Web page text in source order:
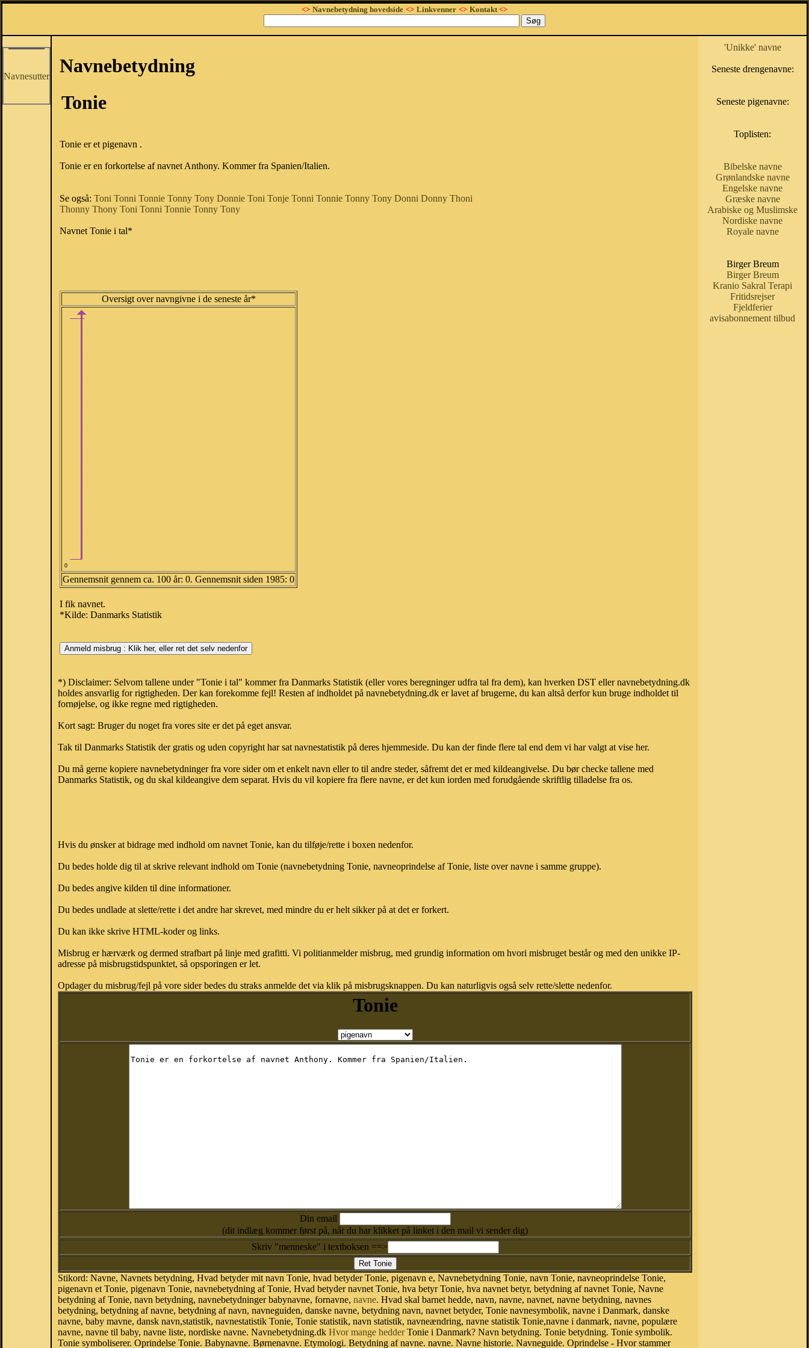
<> Navnebetydning hovedside <> Linkvenner <> Kontakt<>
Navnesutter
Navnebetydning
Tonie
Tonie er et pigenavn .
Tonie er en forkortelse af navnet Anthony. Kommer fra Spanien/Italien.
Se også: Toni Tonni Tonnie Tonny Tony Donnie Toni Tonje Tonni Tonnie Tonny Tony Donni Donny Thoni
Thonny Thony Toni Tonni Tonnie Tonny Tony
Navnet Tonie i tal*
Oversigt over navngivne i de seneste år*
0
Gennemsnit gennem ca. 100 år: 0. Gennemsnit siden 1985: 0
I fik navnet.
*Kilde: Danmarks Statistik
*) Disclaimer: Selvom tallene under "Tonie i tal" kommer fra Danmarks Statistik (eller vores beregninger udfra tal fra dem), kan hverken DST eller navnebetydning.dk
holdes ansvarlig for rigtigheden. Der kan forekomme fejl! Resten af indholdet på navnebetydning.dk er lavet af brugerne, du kan altså derfor kun bruge indholdet til
fornøjelse, og ikke regne med rigtigheden.
Kort sagt: Bruger du noget fra vores site er det på eget ansvar.
Tak til Danmarks Statistik der gratis og uden copyright har sat navnestatistik på deres hjemmeside. Du kan der finde flere tal end dem vi har valgt at vise her.
Du må gerne kopiere navnebetydninger fra vore sider om et enkelt navn eller to til andre steder, såfremt det er med kildeangivelse. Du bør checke tallene med
Danmarks Statistik, og du skal kildeangive dem separat. Hvis du vil kopiere fra flere navne, er det kun iorden med forudgående skriftlig tilladelse fra os.
Hvis du ønsker at bidrage med indhold om navnet Tonie, kan du tilføje/rette i boxen nedenfor.
Du bedes holde dig til at skrive relevant indhold om Tonie (navnebetydning Tonie, navneoprindelse af Tonie, liste over navne i samme gruppe).
Du bedes angive kilden til dine informationer.
Du bedes undlade at slette/rette i det andre har skrevet, med mindre du er helt sikker på at det er forkert.
Du kan ikke skrive HTML-koder og links.
Misbrug er hærværk og dermed strafbart på linje med grafitti. Vi politianmelder misbrug, med grundig information om hvori misbruget består og med den unikke IP-
adresse på misbrugstidspunktet, så opsporingen er let.
Opdager du misbrug/fejl på vore sider bedes du straks anmelde det via klik på misbrugsknappen. Du kan naturligvis også selv rette/slette nedenfor.
Tonie
Din email
(dit indlæg kommer først på, når du har klikket på linket i den mail vi sender dig)
Skriv "menneske" i textboksen ==>
Stikord: Navne, Navnets betydning, Hvad betyder mit navn Tonie, hvad betyder Tonie, pigenavn e, Navnebetydning Tonie, navn Tonie, navneoprindelse Tonie,
pigenavn et Tonie, pigenavn Tonie, navnebetydning af Tonie, Hvad betyder navnet Tonie, hva betyr Tonie, hva navnet betyr, betydning af navnet Tonie, Navne
betydning af Tonie, navn betydning, navnebetydninger babynavne, fornavne, navne. Hvad skal barnet hedde, navn, navne, navnet, navne betydning, navnes
betydning, betydning af navne, betydning af navn, navneguiden, danske navne, betydning navn, navnet betyder, Tonie navnesymbolik, navne i Danmark, danske
navne, baby mavne, dansk navn,statistik, navnestatistik Tonie, Tonie statistik, navn statistik, navneændring, navne statistik Tonie,navne i danmark, navne, populære
navne, navne til baby, navne liste, nordiske navne. Navnebetydning.dk Hvor mange hedderTonie i Danmark? Navn betydning. Tonie betydning. Tonie symbolik.
Tonie symboliserer. Oprindelse Tonie. Babynavne. Børnenavne. Etymologi. Betydning af navne. navne. Navne historie. Navneguide. Oprindelse - Hvor stammer
'Unikke' navne
Seneste drengenavne:
Seneste pigenavne:
Toplisten:
Bibelske navne
Grønlandske navne
Engelske navne
Græske navne
Arabiske og Muslimske
Nordiske navne
Royale navne
Birger Breum
Birger Breum
Kranio Sakral Terapi
Fritidsrejser
Fjeldferier
avisabonnement tilbud